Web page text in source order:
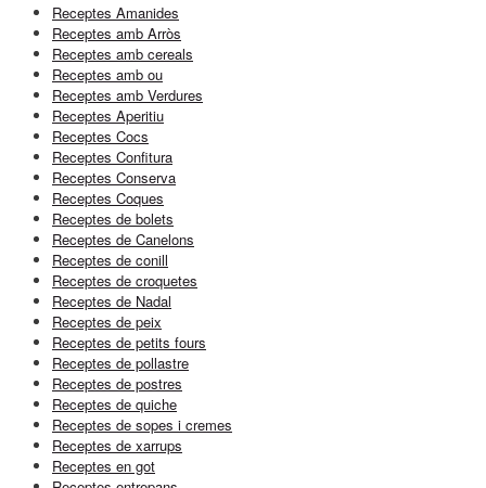
Receptes Amanides
Receptes amb Arròs
Receptes amb cereals
Receptes amb ou
Receptes amb Verdures
Receptes Aperitiu
Receptes Cocs
Receptes Confitura
Receptes Conserva
Receptes Coques
Receptes de bolets
Receptes de Canelons
Receptes de conill
Receptes de croquetes
Receptes de Nadal
Receptes de peix
Receptes de petits fours
Receptes de pollastre
Receptes de postres
Receptes de quiche
Receptes de sopes i cremes
Receptes de xarrups
Receptes en got